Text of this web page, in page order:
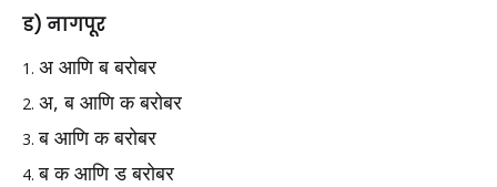
ड) नागपूर
अ आणि ब बरोबर
अ, ब आणि क बरोबर
ब आणि क बरोबर
ब क आणि ड बरोबर